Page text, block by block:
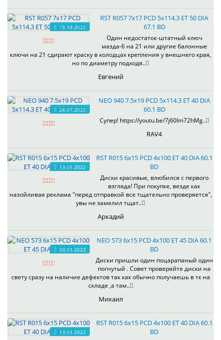
19.10.2022
RST R057 7x17 PCD 5x114.3 ET 50 DIA
67.1 BD
Один недостаток-штатный ключ
мазда-6 на 21 или другие балонные
ключи на 21 сдирают краску в колодцах крепления у внешнего края,
но по диаметру подходя..
Евгений
24.07.2022
NEO 940 7.5x19 PCD 5x114.3 ET 40 DIA
60.1 BD
Супер! https://youtu.be/7j60Im72hMg..
RAV4
13.05.2022
RST R015 6x15 PCD 4x100 ET 40 DIA 60.1
BD
Диски красивые, влюбился с первого
взгляда! При покупке, везде как
назойливая реклама "перед отправкой все тщательно проверяется",
увы не замелил тщат..
Аркадий
20.03.2022
NEO 573 6x15 PCD 4x100 ET 45 DIA 60.1
BD
Диски пришли один поцарапаный один
погнутый . Совет проверяйте диски на
свету сразу на наличие дефектов так как обычно получаешь в тк на
складе ,а там..
Михаил
13.03.2022
RST R015 6x15 PCD 4x100 ET 40 DIA 60.1
BD